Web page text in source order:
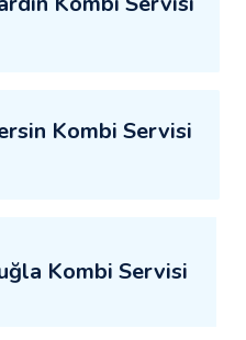
Kombi Servisi
Kombi Servisi